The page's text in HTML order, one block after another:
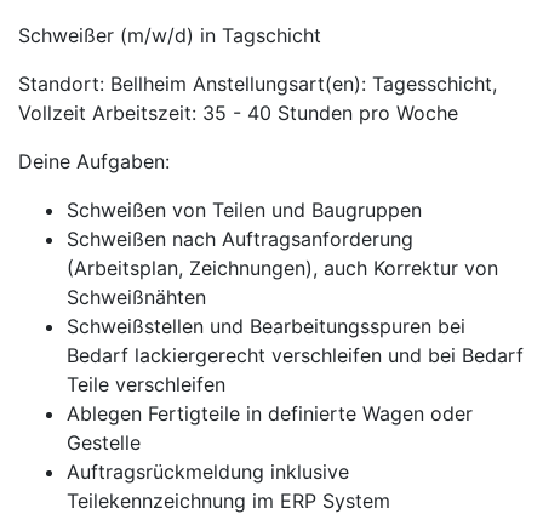
Schweißer (m/w/d) in Tagschicht
Standort: Bellheim Anstellungsart(en): Tagesschicht,
Vollzeit Arbeitszeit: 35 - 40 Stunden pro Woche
Deine Aufgaben:
Schweißen von Teilen und Baugruppen
Schweißen nach Auftragsanforderung
(Arbeitsplan, Zeichnungen), auch Korrektur von
Schweißnähten
Schweißstellen und Bearbeitungsspuren bei
Bedarf lackiergerecht verschleifen und bei Bedarf
Teile verschleifen
Ablegen Fertigteile in definierte Wagen oder
Gestelle
Auftragsrückmeldung inklusive
Teilekennzeichnung im ERP System